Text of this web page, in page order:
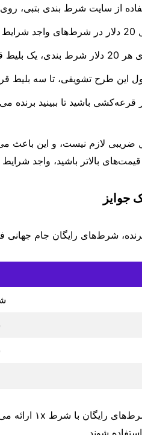
از سایت شرط بندی بتبی، روی
قرعه کشی دریافت کنید.
این طرح تشویقی، تا سه بلیط
قرعه‌کشی باشید تا ببینید برنده
ضریبی لازم نیست، و این باعث
قیمت‌های بالاتر باشید، واجد
جوایز